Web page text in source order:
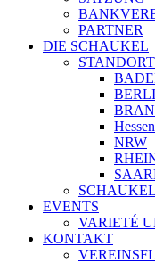
PARTNER
DIE SCHAUKEL
Hessen
NRW
EVENTS
VARIETÉ
KONTAKT